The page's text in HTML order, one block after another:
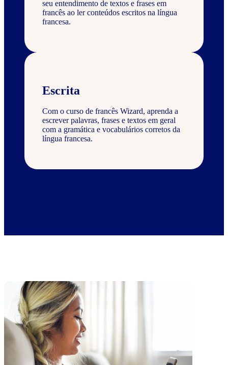
seu entendimento de textos e frases em
francês ao ler conteúdos escritos na língua
francesa.
Escrita
Com o curso de francês Wizard, aprenda a
escrever palavras, frases e textos em geral
com a gramática e vocabulários corretos da
língua francesa.